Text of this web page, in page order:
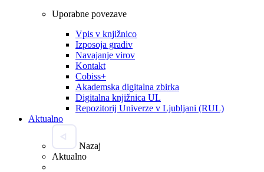
Uporabne povezave
Vpis v knjižnico
Izposoja gradiv
Navajanje virov
Kontakt
Cobiss+
Akademska digitalna zbirka
Digitalna knjižnica UL
Repozitorij Univerze v Ljubljani (RUL)
Aktualno
Nazaj
Aktualno